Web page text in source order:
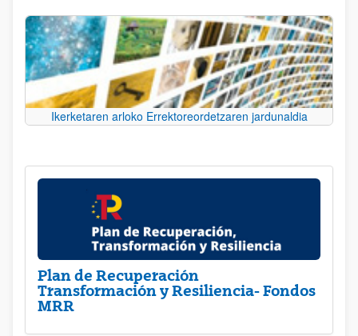
Ikerketaren arloko Errektoreordetzaren jardunaldia
Plan de Recuperación
Transformación y Resiliencia- Fondos
MRR